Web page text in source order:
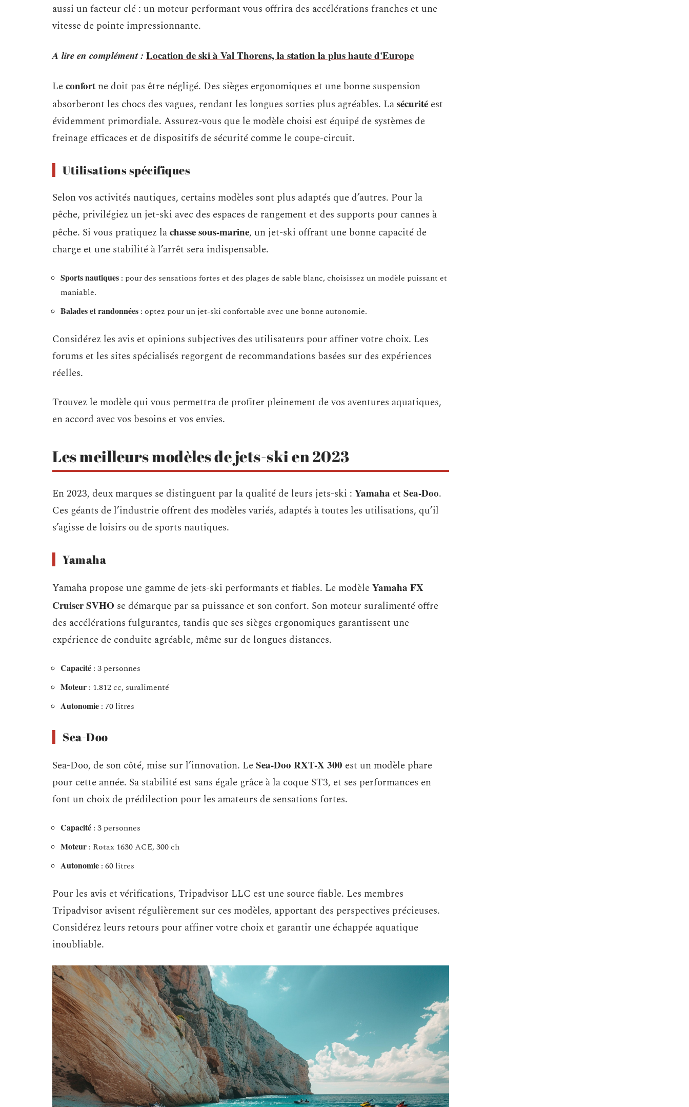
aussi un facteur clé : un moteur performant vous offrira des accélérations franches et une
vitesse de pointe impressionnante.
A lire en complément : Location de ski à Val Thorens, la station la plus haute d'Europe
Leconfort ne doit pas être négligé. Des sièges ergonomiques et une bonne suspension
absorberont les chocs des vagues, rendant les longues sorties plus agréables. Lasécurité est
évidemment primordiale. Assurez-vous que le modèle choisi est équipé de systèmes de
freinage efficaces et de dispositifs de sécurité comme le coupe-circuit.
Utilisations spécifiques
Selon vos activités nautiques, certains modèles sont plus adaptés que d’autres. Pour la
pêche, privilégiez un jet-ski avec des espaces de rangement et des supports pour cannes à
pêche. Si vous pratiquez lachasse sous-marine, un jet-ski offrant une bonne capacité de
charge et une stabilité à l’arrêt sera indispensable.
Sports nautiques : pour des sensations fortes et des plages de sable blanc, choisissez un modèle puissant et
maniable.
Balades et randonnées : optez pour un jet-ski confortable avec une bonne autonomie.
Considérez les avis et opinions subjectives des utilisateurs pour affiner votre choix. Les
forums et les sites spécialisés regorgent de recommandations basées sur des expériences
réelles.
Trouvez le modèle qui vous permettra de profiter pleinement de vos aventures aquatiques,
en accord avec vos besoins et vos envies.
Les meilleurs modèles de jets-ski en 2023
En 2023, deux marques se distinguent par la qualité de leurs jets-ski : Yamaha et Sea-Doo.
Ces géants de l’industrie offrent des modèles variés, adaptés à toutes les utilisations, qu’il
s’agisse de loisirs ou de sports nautiques.
Yamaha
Yamaha propose une gamme de jets-ski performants et fiables. Le modèleYamaha FX
Cruiser SVHO se démarque par sa puissance et son confort. Son moteur suralimenté offre
des accélérations fulgurantes, tandis que ses sièges ergonomiques garantissent une
expérience de conduite agréable, même sur de longues distances.
Capacité : 3 personnes
Moteur : 1.812 cc, suralimenté
Autonomie : 70 litres
Sea-Doo
Sea-Doo, de son côté, mise sur l’innovation. LeSea-Doo RXT-X 300 est un modèle phare
pour cette année. Sa stabilité est sans égale grâce à la coque ST3, et ses performances en
font un choix de prédilection pour les amateurs de sensations fortes.
Capacité : 3 personnes
Moteur : Rotax 1630 ACE, 300 ch
Autonomie : 60 litres
Pour les avis et vérifications, Tripadvisor LLC est une source fiable. Les membres
Tripadvisor avisent régulièrement sur ces modèles, apportant des perspectives précieuses.
Considérez leurs retours pour affiner votre choix et garantir une échappée aquatique
inoubliable.